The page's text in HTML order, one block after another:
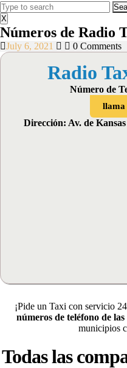
Menu
Search
for:
X
Números de Radio
July 6, 2021 July
2021
0 Comments
Radio
Número de
llama
Dirección: Av. de
¡Pide un Taxi con servicio
números de teléfono de
municipios
Todas las